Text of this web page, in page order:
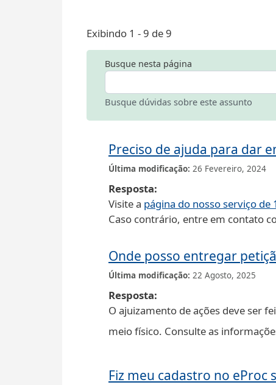
Exibindo 1 - 9 de 9
Busque nesta página
Busque dúvidas sobre este assunto
Preciso de ajuda para dar
Última modificação 26 Fevereiro, 2024
Resposta
Visite a página do nosso serviço de
Caso contrário, entre em contato
Onde posso entregar
Última modificação 22 Agosto, 2025
Resposta
O ajuizamento de ações deve ser
meio físico. Consulte as
Fiz meu cadastro no eProc